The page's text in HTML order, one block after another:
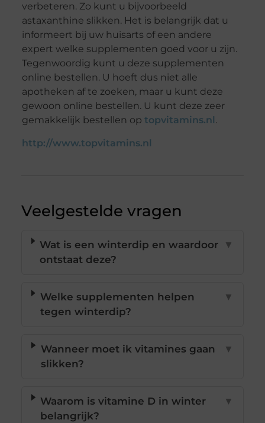
verbeteren. Zo kunt u bijvoorbeeld
astaxanthine slikken. Het is belangrijk dat u
informeert bij uw huisarts of een andere
expert welke supplementen goed voor u zijn.
Tegenwoordig kunt u deze supplementen
online bestellen. U hoeft dus niet alle
apotheken af te zoeken, maar u kunt deze
gewoon online bestellen. U kunt deze zeer
gemakkelijk bestellen op topvitamins.nl.
http://www.topvitamins.nl
Veelgestelde vragen
Wat is een winterdip en waardoor
ontstaat deze?
▼
Welke supplementen helpen
tegen winterdip?
▼
Wanneer moet ik vitamines gaan
slikken?
▼
Waarom is vitamine D in winter
belangrijk?
▼